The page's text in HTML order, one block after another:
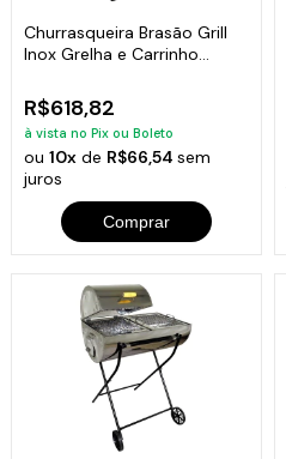
Churrasqueira Brasão Grill
Inox Grelha e Carrinho
R$618,82
à vista no Pix ou Boleto
ou10x de R$66,54sem
juros
Comprar